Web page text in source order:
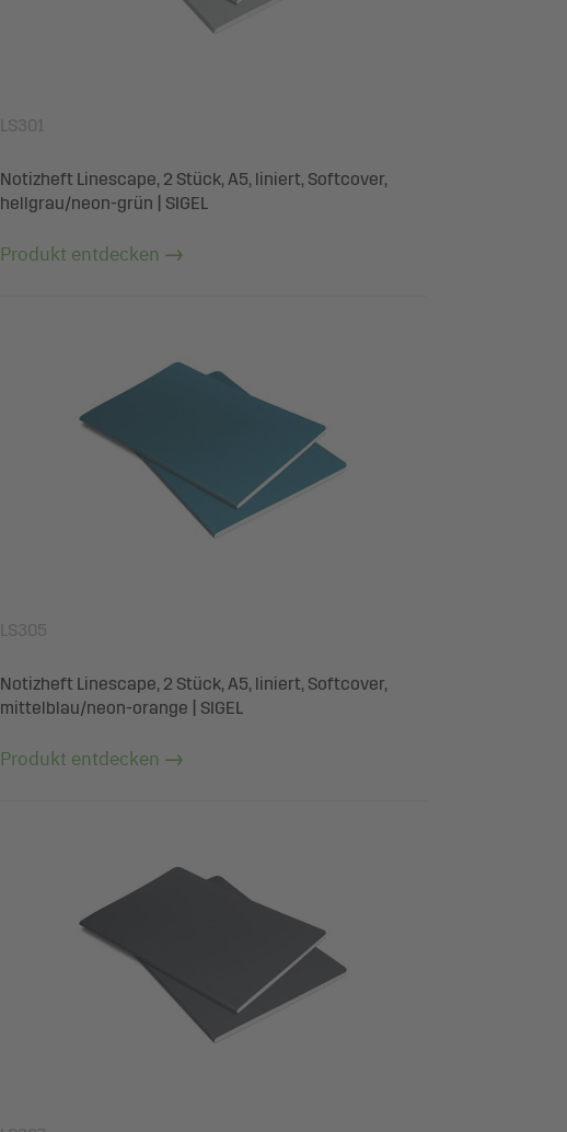
LS301
Notizheft Linescape, 2 Stück, A5, liniert, Softcover,
hellgrau/neon-grün | SIGEL
Produkt entdecken
LS305
Notizheft Linescape, 2 Stück, A5, liniert, Softcover,
mittelblau/neon-orange | SIGEL
Produkt entdecken